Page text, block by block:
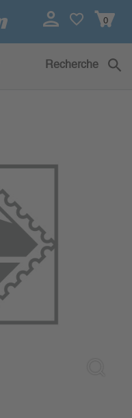
0
Recherche